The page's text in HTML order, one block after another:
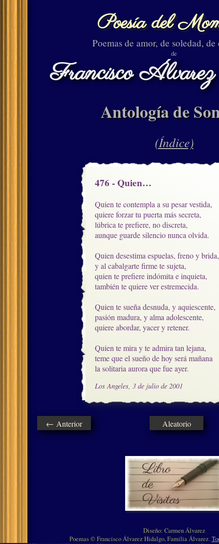
Poesía del
Poemas de amor, de soledad, de
de
Francisco
Antología de
(Índice)
476 - Quien…
Quien te contempla a su pesar vestida,
quiere forzar tu puerta más secreta,
lúbrica te prefiere, no discreta,
aunque guarde silencio nunca olvida.
Quien desestima espuelas, freno y brida,
y al cabalgarte firme te sujeta,
quien te prefiere indómita e inquieta,
también te quiere ver estremecida.
Quien te sueña desnuda, y aquiescente,
pasión madura, y alma adolescente,
quiere abordar, yacer y retener.
Quien te mira y te admira tan lejana,
teme que el sueño de hoy será mañana
la solitaria aurora que fue ayer.
Los Angeles, 3 de julio de 2001
← Anterior Aleatorio
Diseño: Carmen Álvarez
Poemas © Francisco Álvarez Hidalgo, Familia Álvarez.